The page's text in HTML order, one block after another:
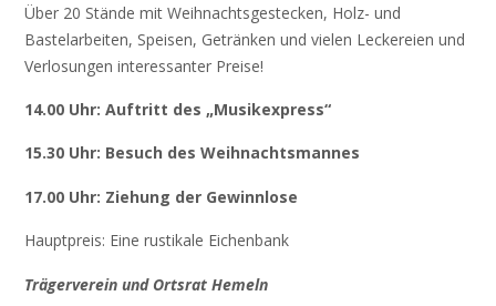
Über 20 Stände mit Weihnachtsgestecken, Holz- und
Bastelarbeiten, Speisen, Getränken und vielen Leckereien und
Verlosungen interessanter Preise!
14.00 Uhr: Auftritt des „Musikexpress“
15.30 Uhr: Besuch des Weihnachtsmannes
17.00 Uhr: Ziehung der Gewinnlose
Hauptpreis: Eine rustikale Eichenbank
Trägerverein und Ortsrat Hemeln